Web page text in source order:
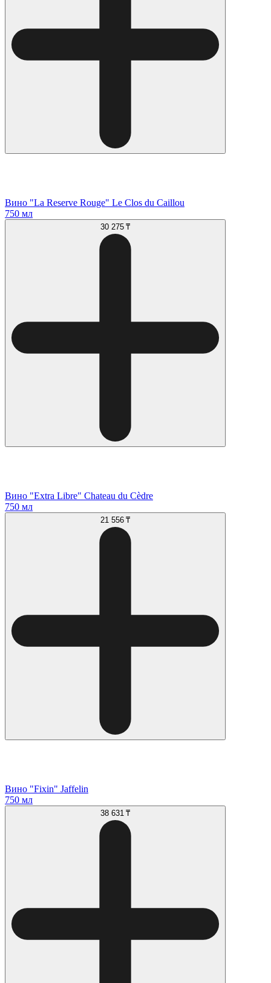
Вино "La Reserve Rouge" Le Clos du Caillou
750 мл
30 275 ₸
Вино "Extra Libre" Chateau du Cèdre
750 мл
21 556 ₸
Вино "Fixin" Jaffelin
750 мл
38 631 ₸